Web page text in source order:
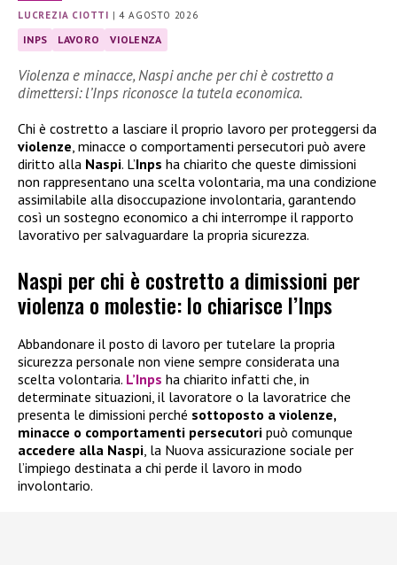
LUCREZIA CIOTTI |4 AGOSTO 2026
INPS LAVORO VIOLENZA
Violenza e minacce, Naspi anche per chi è costretto a
dimettersi: l’Inps riconosce la tutela economica.
Chi è costretto a lasciare il proprio lavoro per proteggersi da
violenze, minacce o comportamenti persecutori può avere
diritto alla Naspi. L’Inps ha chiarito che queste dimissioni
non rappresentano una scelta volontaria, ma una condizione
assimilabile alla disoccupazione involontaria, garantendo
così un sostegno economico a chi interrompe il rapporto
lavorativo per salvaguardare la propria sicurezza.
Naspi per chi è costretto a dimissioni per
violenza o molestie: lo chiarisce l’Inps
Abbandonare il posto di lavoro per tutelare la propria
sicurezza personale non viene sempre considerata una
scelta volontaria. L’Inps ha chiarito infatti che, in
determinate situazioni, il lavoratore o la lavoratrice che
presenta le dimissioni perché sottoposto a violenze,
minacce o comportamenti persecutori può comunque
accedere alla Naspi , la Nuova assicurazione sociale per
l’impiego destinata a chi perde il lavoro in modo
involontario.